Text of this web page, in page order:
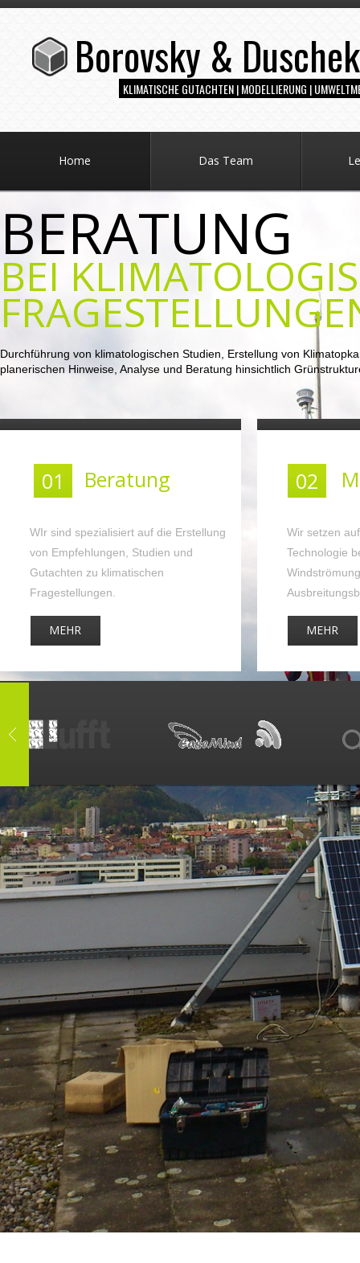
Borovsky &
KLIMATISCHE GUTACHTEN | MODELLIERUNG |
Home Das Team
01 Beratung
WIr sind spezialisiert auf die Erstellung
von Empfehlungen, Studien und
Gutachten zu klimatischen
Fragestellungen.
02
Wir setzen
Technologie
MEHR MEHR
BERATUNG
BEI
Durchführung von klimatologischen Studien, Erstellung von
planerischen Hinweise, Analyse und Beratung hinsichtlich